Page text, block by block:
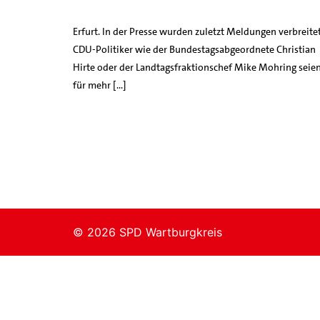
Erfurt. In der Presse wurden zuletzt Meldungen
CDU-Politiker wie der Bundestagsabgeordnete Christian
Hirte oder der Landtagsfraktionschef Mike Mohring
für mehr […]
© 2026 SPD Wartburgkreis